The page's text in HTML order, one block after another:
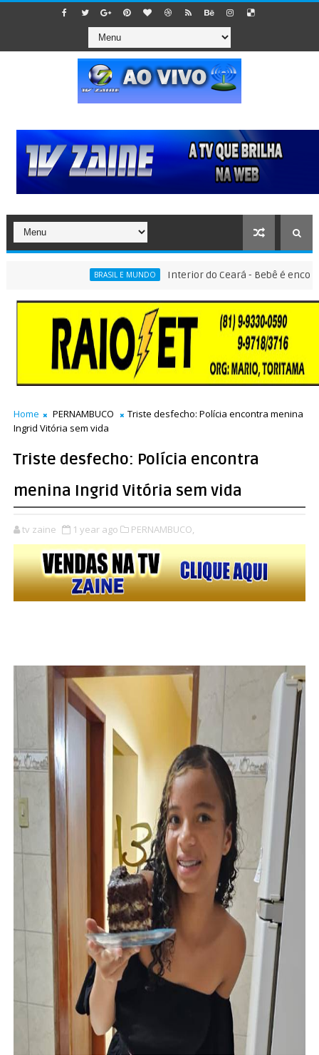
BRASIL E MUNDO Interior do Ceará - Bebê é encontrado
emplacar carros que ainda estavam em montadoras, em
Home PERNAMBUCO
Triste desfecho: Polícia encontra menina
Ingrid Vitória sem vida
Triste desfecho: Polícia encontra
menina Ingrid Vitória sem vida
tv zaine 1 year ago PERNAMBUCO,